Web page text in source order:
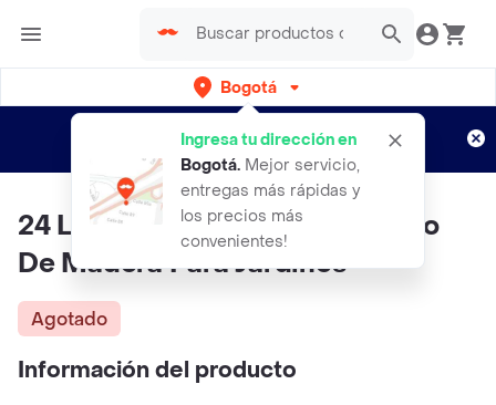
Bogotá
Ingresa tu dirección en
Bogotá. Mejor servicio,
entregas más rápidas y
los precios más
convenientes!
envíos gratis por semanas
Aplican TyC
24 Lt De Mulch Tapete Orgánico
De Madera Para Jardines
Agotado
Información del producto